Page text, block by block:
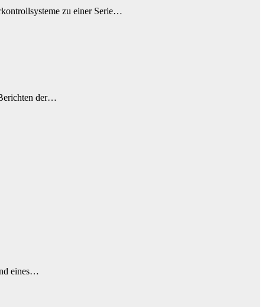
zu einer Serie…
der…
eines…